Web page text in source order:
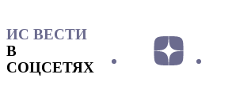
ИС ВЕСТИ
В
СОЦСЕТЯХ